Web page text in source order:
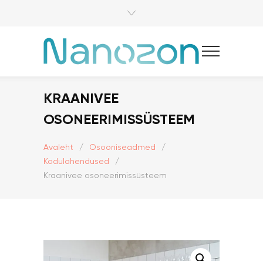
KRAANIVEE
OSONEERIMISSÜSTEEM
Avaleht / Osooniseadmed
/
Kodulahendused
/
Kraanivee osoneerimissüsteem